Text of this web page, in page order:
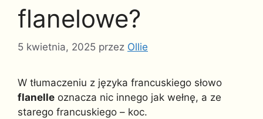
flanelowe?
5 kwietnia, 2025 przez Ollie
W tłumaczeniu z języka francuskiego słowo
flanelle oznacza nic innego jak wełnę, a ze
starego francuskiego – koc.